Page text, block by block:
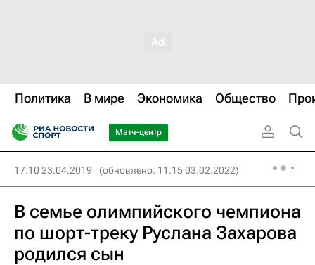
Политика В мире Экономика Общество
Матч-центр
17:10 23.04.2019 (обновлено: 11:15 03.02.2022)
В семье олимпийского чемпиона
по шорт-треку Руслана Захарова
родился сын